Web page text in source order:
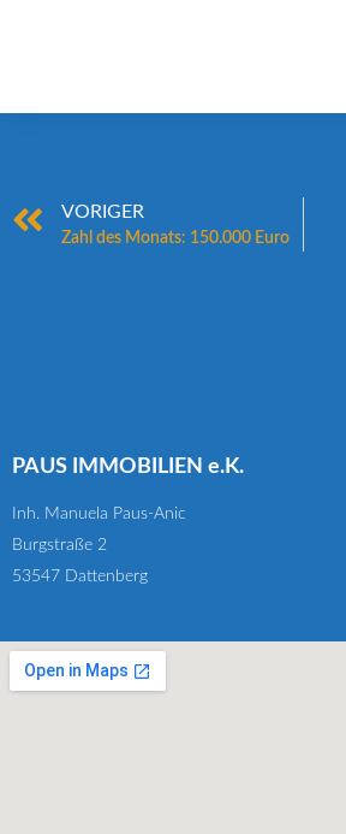
VORIGER
Zahl des Monats: 150.000 Euro
PAUS IMMOBILIEN e.K.
Inh. Manuela Paus-Anic
Burgstraße 2
53547 Dattenberg